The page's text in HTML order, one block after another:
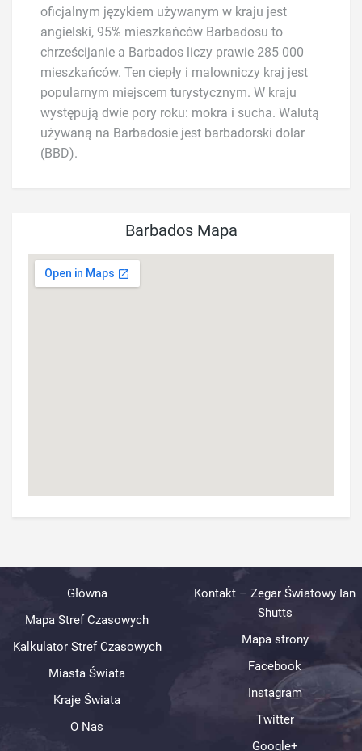
oficjalnym językiem używanym w kraju jest
angielski, 95% mieszkańców Barbadosu to
chrześcijanie a Barbados liczy prawie 285 000
mieszkańców. Ten ciepły i malowniczy kraj jest
popularnym miejscem turystycznym. W kraju
występują dwie pory roku: mokra i sucha. Walutą
używaną na Barbadosie jest barbadorski dolar
(BBD).
Barbados Mapa
Główna
Mapa Stref Czasowych
Kalkulator Stref Czasowych
Miasta Świata
Kraje Świata
O Nas
Kontakt – Zegar Światowy Ian
Shutts
Mapa strony
Facebook
Instagram
Twitter
Google+